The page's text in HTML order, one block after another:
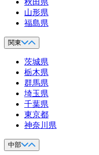
秋田県
山形県
福島県
関東
茨城県
栃木県
群馬県
埼玉県
千葉県
東京都
神奈川県
中部